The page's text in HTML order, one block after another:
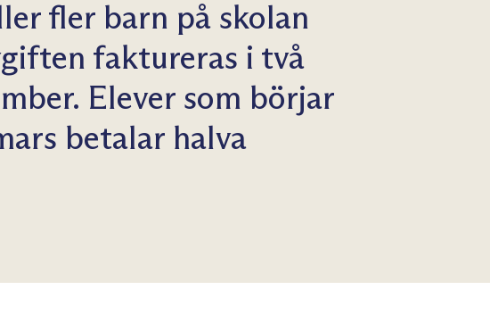
fler barn på skolan
faktureras i två
Elever som börjar
betalar halva